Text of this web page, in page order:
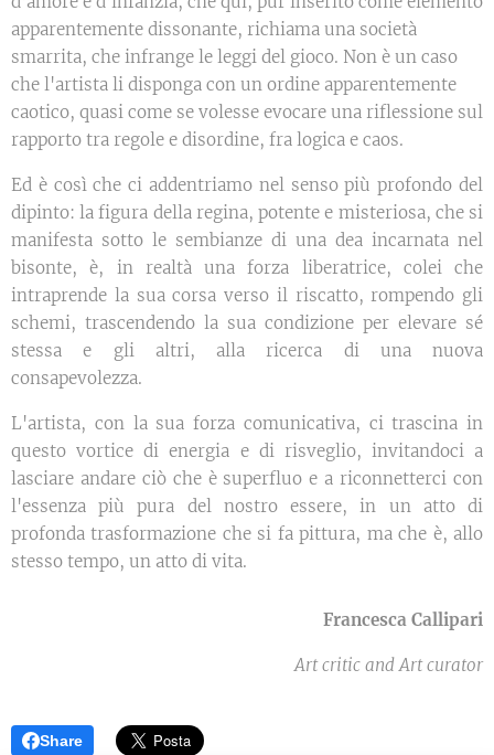
apparentemente dissonante, richiama una società
smarrita, che infrange le leggi del gioco. Non è un caso
che l'artista li disponga con un ordine apparentemente
caotico, quasi come se volesse evocare una riflessione sul
rapporto tra regole e disordine, fra logica e caos.
Ed è così che ci addentriamo nel senso più profondo del
dipinto: la figura della regina, potente e misteriosa, che si
manifesta sotto le sembianze di una dea incarnata nel
bisonte, è, in realtà una forza liberatrice, colei che
intraprende la sua corsa verso il riscatto, rompendo gli
schemi, trascendendo la sua condizione per elevare sé
stessa e gli altri, alla ricerca di una nuova
consapevolezza.
L'artista, con la sua forza comunicativa, ci trascina in
questo vortice di energia e di risveglio, invitandoci a
lasciare andare ciò che è superfluo e a riconnetterci con
l'essenza più pura del nostro essere, in un atto di
profonda trasformazione che si fa pittura, ma che è, allo
stesso tempo, un atto di vita.
Francesca Callipari
Art critic and Art curator
Share